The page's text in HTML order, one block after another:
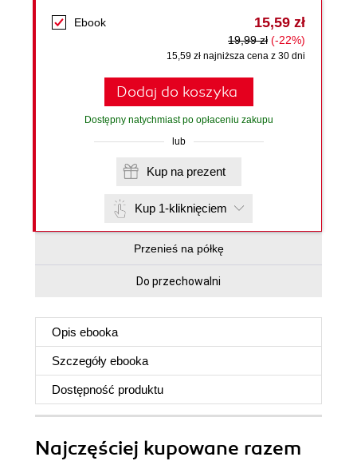
Ebook 15,59 zł
19,99 zł (-22%)
15,59 zł najniższa cena z 30 dni
Dodaj do koszyka
Dostępny natychmiast po opłaceniu zakupu
lub
Kup na prezent
Kup 1-kliknięciem
Przenieś na półkę
Do przechowalni
Opis ebooka
Szczegóły ebooka
Dostępność produktu
Najczęściej kupowane razem